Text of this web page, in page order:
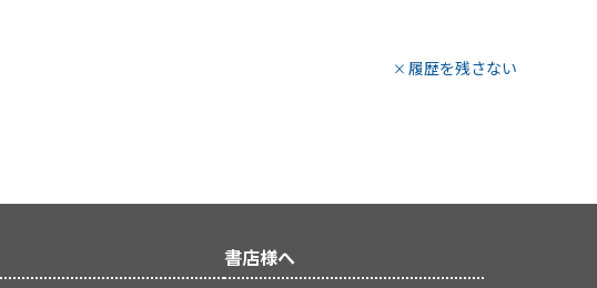
履歴を残さない
書店様へ